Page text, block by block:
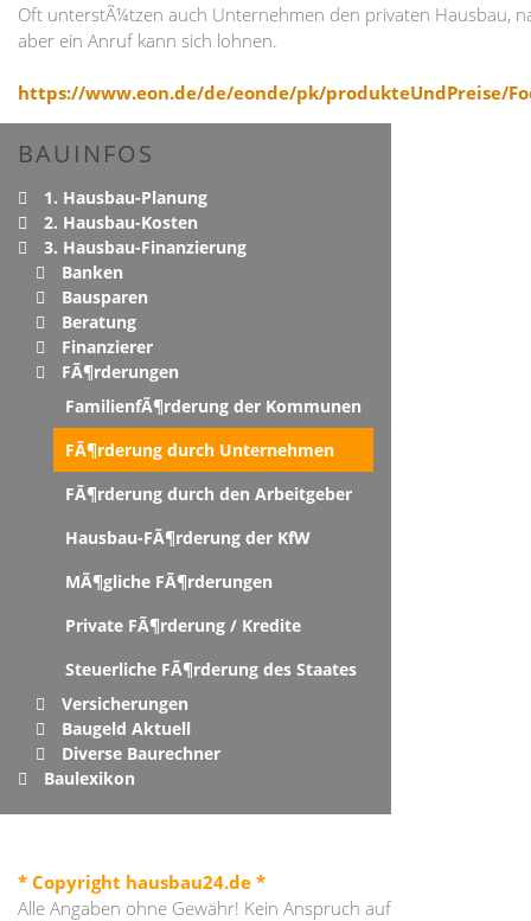
Oft unterstÃ¼tzen auch Unternehmen den privaten Hausbau,
aber ein Anruf kann sich lohnen.
https://www.eon.de/de/eonde/pk/produkteUndPreise/
BAUINFOS
1. Hausbau-Planung
2. Hausbau-Kosten
3. Hausbau-Finanzierung
Banken
Bausparen
Beratung
Finanzierer
FÃ¶rderungen
FamilienfÃ¶rderung der Kommunen
FÃ¶rderung durch Unternehmen
FÃ¶rderung durch den Arbeitgeber
Hausbau-FÃ¶rderung der KfW
MÃ¶gliche FÃ¶rderungen
Private FÃ¶rderung / Kredite
Steuerliche FÃ¶rderung des Staates
Versicherungen
Baugeld Aktuell
Diverse Baurechner
Baulexikon
* Copyright hausbau24.de *
Alle Angaben ohne Gewähr! Kein Anspruch auf